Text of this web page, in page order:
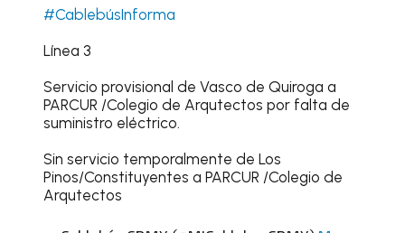
#CablebúsInforma
Línea 3
Servicio provisional de Vasco de Quiroga a
PARCUR /Colegio de Arqutectos por falta de
suministro eléctrico.
Sin servicio temporalmente de Los
Pinos/Constituyentes a PARCUR /Colegio de
Arqutectos